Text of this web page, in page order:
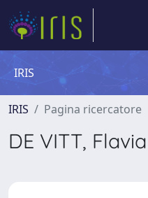
IRIS
IRIS Pagina ricercatore
DE VITT,